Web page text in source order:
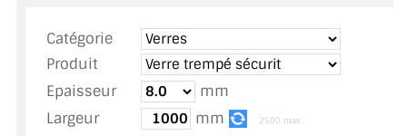
TOUS LES TARIFS AU M2
GUIDE : CHOIX PAR UTILISATION
INSPIRATIONS ET NOUVEAUTÉS
Catégorie
Produit
Epaisseur
mm
Largeur
mm 2500 max